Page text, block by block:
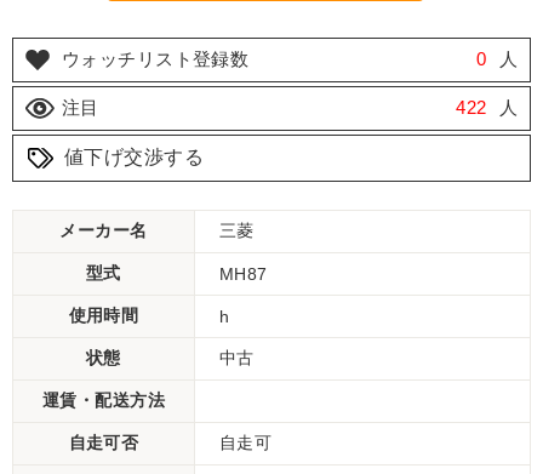
ウォッチリスト登録数 0 人
注目 422 人
値下げ交渉する
メーカー名 三菱
型式 MH87
使用時間 h
状態 中古
運賃・配送方法
自走可否 自走可